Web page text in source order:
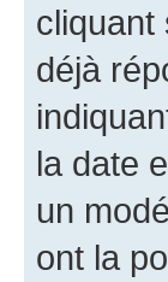
cliquant
déjà
la date
un
ont la